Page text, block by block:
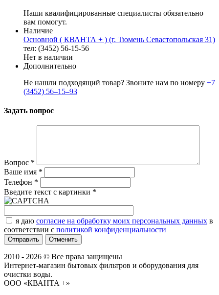
Наши квалифицированные специалисты обязательно
вам помогут.
Наличие
Основной ( КВАНТА + ) (г. Тюмень Севастопольская 31)
тел: (3452) 56-15-56
Нет в наличии
Дополнительно
Не нашли подходящий товар? Звоните нам по номеру +7
(3452) 56‒15‒93
Задать вопрос
Вопрос *
Ваше имя *
Телефон *
Введите текст с картинки *
я даю согласие на обработку моих персональных данных в
соответствии с политикой конфиденциальности
Отменить
2010 - 2026 © Все права защищены
Интернет-магазин бытовых фильтров и оборудования для
очистки воды.
ООО «КВАНТА +»